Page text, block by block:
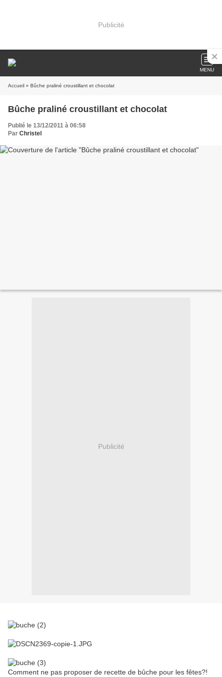
Publicité
MENU
Accueil » Bûche praliné croustillant et chocolat
Bûche praliné croustillant et chocolat
Publié le 13/12/2011 à 06:58
Par Christel
Publicité
Comment ne pas proposer de recette de bûche pour les fêtes?!